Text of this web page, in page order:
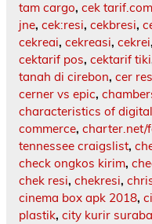
tam cargo, cek tarif.com
jne, cek:resi, cekbresi,
cekreai, cekreasi, cekrei,
cektarif pos, cektarif tiki
tanah di cirebon, cer
cerner vs epic,
characteristics of
commerce, charter.net/
tennessee craigslist,
check ongkos kirim,
chek resi, chekresi,
cinema box apk 2018,
plastik, city kurir